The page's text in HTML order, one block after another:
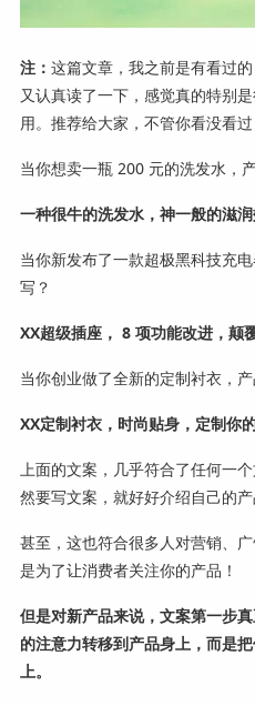
注： 这篇文章，我之前是有看过
又认真读了一下，感觉真的特别
用。推荐给大家，不管你看没看
当你想卖一瓶 200 元的洗发水，
一种很牛的洗发水，神一般的滋
当你新发布了一款超极黑科技充
写？
XX超级插座， 8 项功能改进，颠
当你创业做了全新的定制衬衣，
XX定制衬衣，时尚贴身，定制你
上面的文案，几乎符合了任何一
然要写文案，就好好介绍自己的
甚至，这也符合很多人对营销、
是为了让消费者关注你的产品！
但是对新产品来说，文案第一步
的注意力转移到产品身上，而是
上。